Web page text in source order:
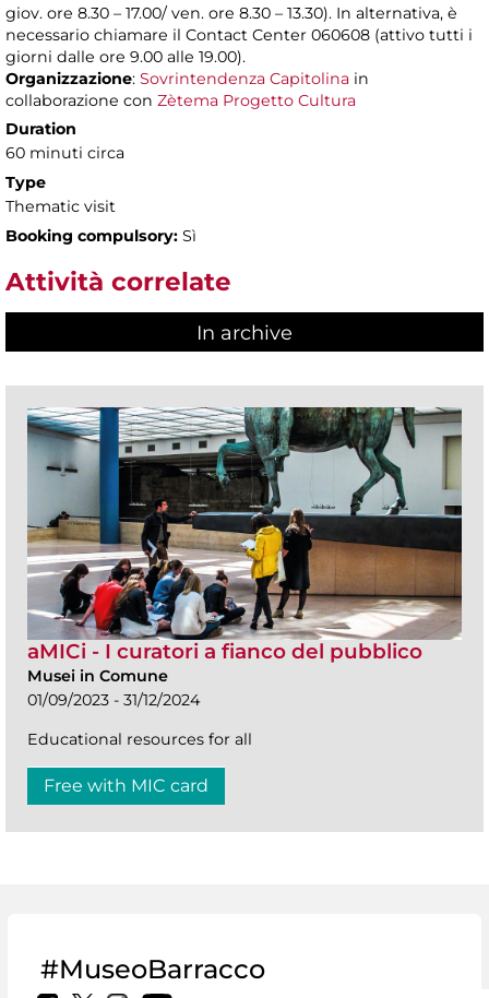
giov. ore 8.30 – 17.00/ ven. ore 8.30 – 13.30). In alternativa, è
necessario chiamare il Contact Center 060608 (attivo tutti i
giorni dalle ore 9.00 alle 19.00).
Organizzazione: Sovrintendenza Capitolina in
collaborazione con Zètema Progetto Cultura
Duration
60 minuti circa
Type
Thematic visit
Booking compulsory: Sì
Attività correlate
In archive
aMICi - I curatori a fianco del pubblico
Musei in Comune
01/09/2023 - 31/12/2024
Educational resources for all
Free with MIC card
#MuseoBarracco